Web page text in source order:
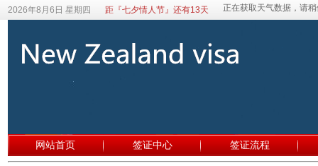
2026年8月6日 星期四 距『七夕情人节』还有13天
网站首页 签证中心 签证流程